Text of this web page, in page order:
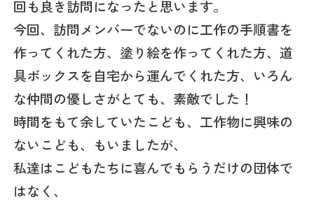
回も良き訪問になったと思います。
今回、訪問メンバーでないのに工作の手順書を
作ってくれた方、塗り絵を作ってくれた方、道
具ボックスを自宅から運んでくれた方、いろん
な仲間の優しさがとても、素敵でした！
時間をもて余していたこども、工作物に興味の
ないこども、もいましたが、
私達はこどもたちに喜んでもらうだけの団体で
はなく、